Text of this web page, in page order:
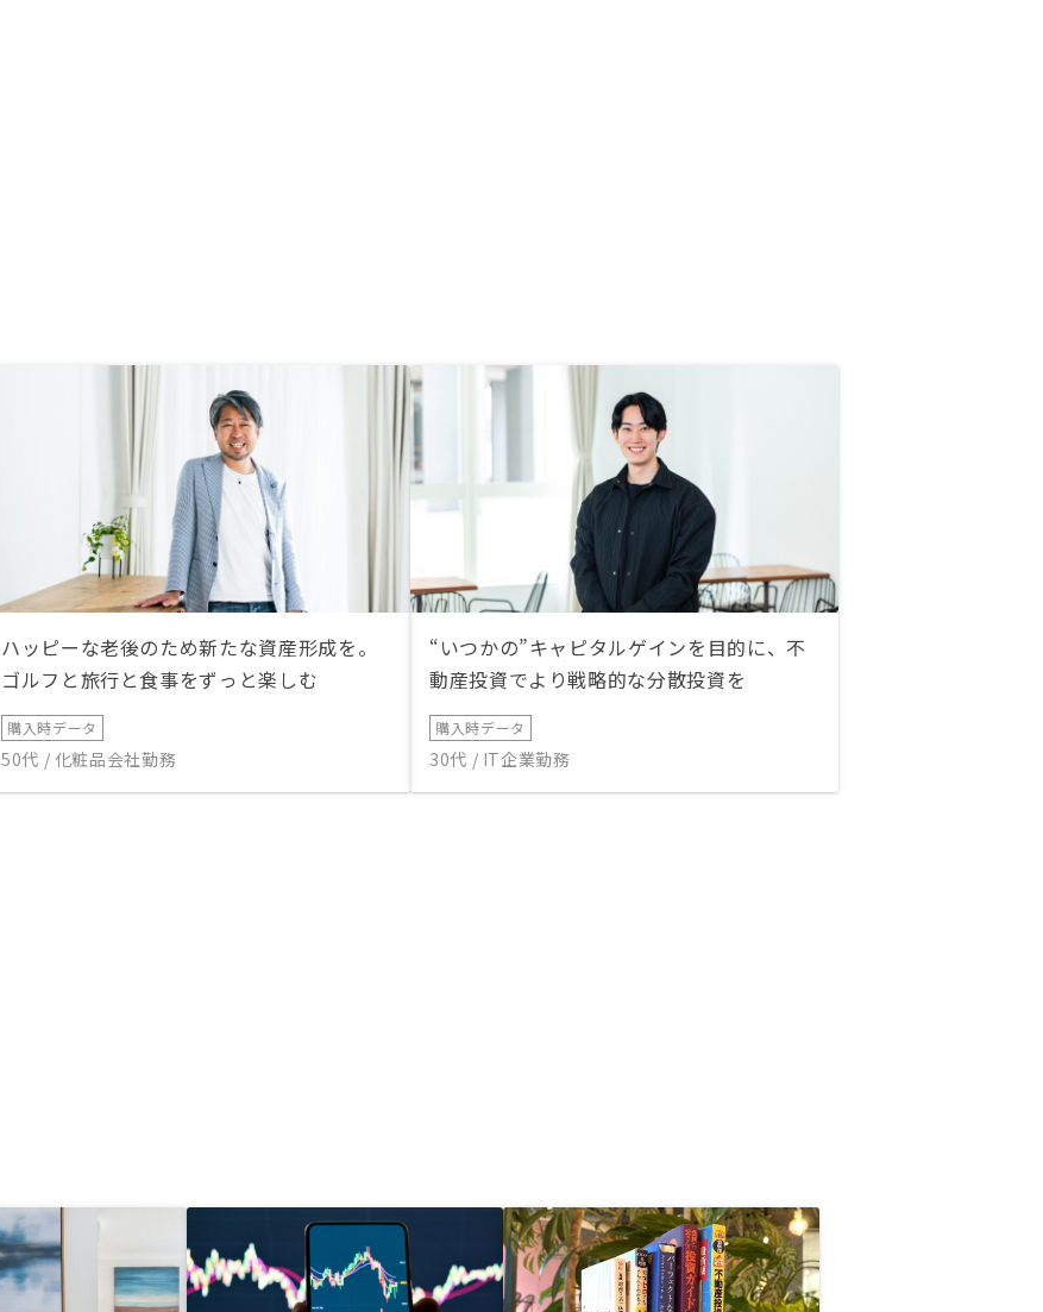
ハッピーな老後のため新たな資産形成を。
ゴルフと旅行と食事をずっと楽しむ
購入時データ
50代 / 化粧品会社勤務
“いつかの”キャピタルゲインを目的に、不
動産投資でより戦略的な分散投資を
購入時データ
30代 / IT企業勤務